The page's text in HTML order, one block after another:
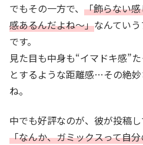
でもその一方で、 「飾らない
感あるんだよね～」なんてい
です。
見た目も中身も“イマドキ感”
とするような距離感…その絶
ね。
中でも好評なのが、彼が投稿し
「なんか、ガミックスって自